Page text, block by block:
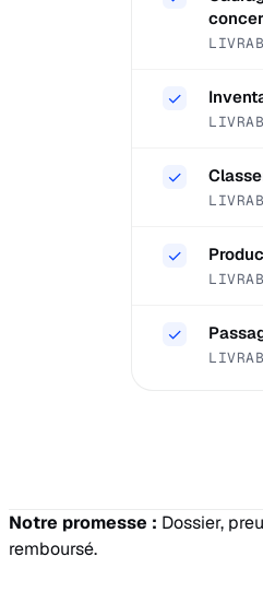
✓
✓
✓
✓
Notre promesse : Dossier,
remboursé.